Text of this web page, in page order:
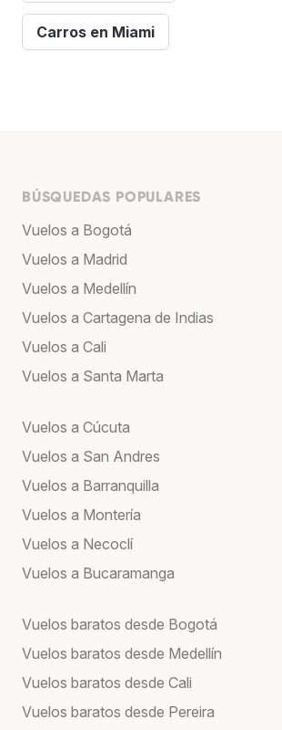
Carros en Miami
BÚSQUEDAS POPULARES
Vuelos a Bogotá
Vuelos a Madrid
Vuelos a Medellín
Vuelos a Cartagena de Indias
Vuelos a Cali
Vuelos a Santa Marta
Vuelos a Cúcuta
Vuelos a San Andres
Vuelos a Barranquilla
Vuelos a Montería
Vuelos a Necoclí
Vuelos a Bucaramanga
Vuelos baratos desde Bogotá
Vuelos baratos desde Medellín
Vuelos baratos desde Cali
Vuelos baratos desde Pereira